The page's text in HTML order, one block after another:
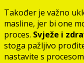
Također je važno
masline, jer bi one
proces. Svježe i
stoga pažljivo
nastavite s